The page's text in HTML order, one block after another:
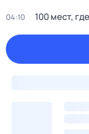
04:10 100 мест,